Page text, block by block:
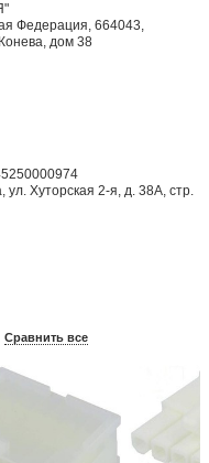
Федерация, 664043,
дом 38
ул. Хуторская 2-я, д. 38А, стр.
Сравнить все